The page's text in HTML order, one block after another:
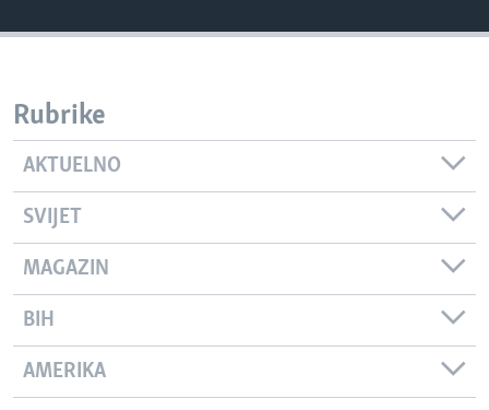
Rubrike
AKTUELNO
SVIJET
MAGAZIN
BIH
AMERIKA